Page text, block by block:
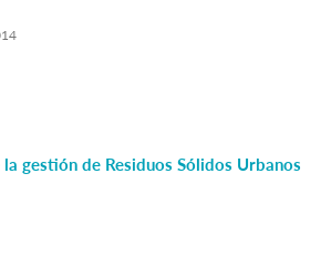
gestión de Residuos Sólidos Urbanos